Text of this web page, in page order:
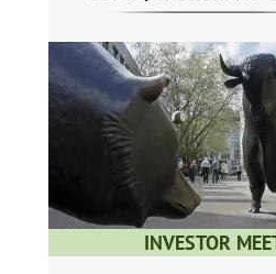
INVESTOR